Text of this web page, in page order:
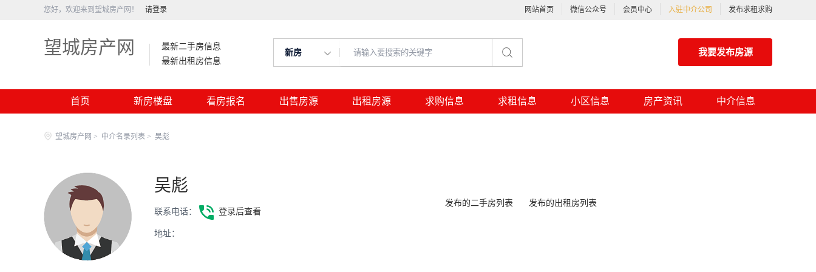
您好，欢迎来到望城房产网！ 请登录 网站首页 微信公众号 会员中心 入驻中介公司 发布求租求购
望城房产网
最新二手房信息
最新出租房信息
新房 我要发布房源
首页 新房楼盘 看房报名 出售房源 出租房源 求购信息 求租信息 小区信息 房产资讯 中介信息
望城房产网 > 中介名录列表 > 吴彪
吴彪
联系电话： 登录后查看
地址：
发布的二手房列表 发布的出租房列表